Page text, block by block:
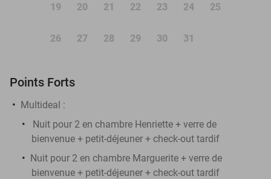
19 20 21 22 23 24 25
26 27 28 29 30 31
Points Forts
Multideal :
Nuit pour 2 en chambre Henriette + verre de
bienvenue + petit-déjeuner + check-out tardif
Nuit pour 2 en chambre Marguerite + verre de
bienvenue + petit-déjeuner + check-out tardif